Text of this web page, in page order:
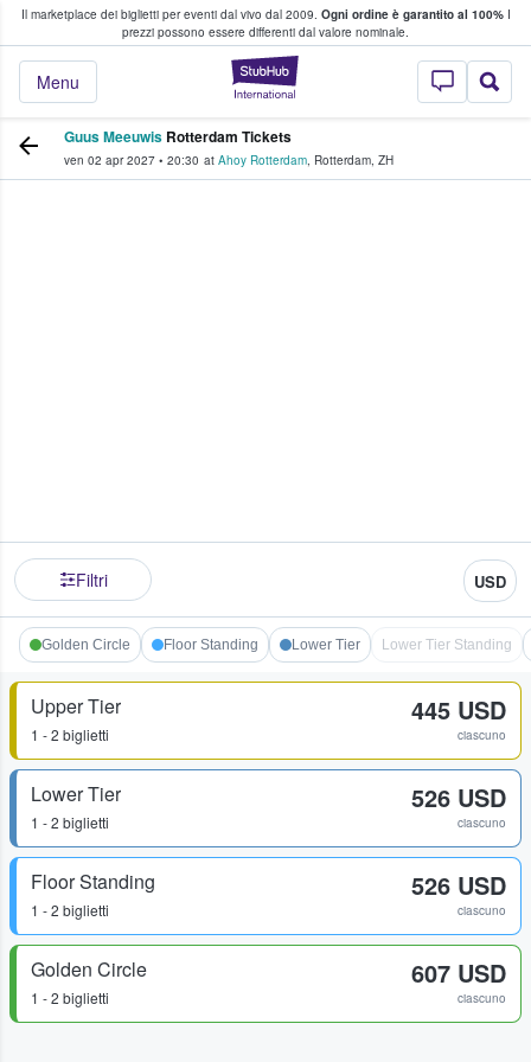
Il marketplace dei biglietti per eventi dal vivo dal 2009. Ogni ordine è garantito al 100%I
prezzi possono essere differenti dal valore nominale.
StubHub - Dove
Menu
fan comprano e vendono biglietti
Guus Meeuwis Rotterdam Tickets
ven 02 apr 2027 • 20:30 at Ahoy Rotterdam, Rotterdam, ZH
Filtri USD
Golden Circle Floor Standing Lower Tier Lower Tier Standing
Upper Tier
1 - 2 biglietti
445 USD
ciascuno
Lower Tier
1 - 2 biglietti
526 USD
ciascuno
Floor Standing
1 - 2 biglietti
526 USD
ciascuno
Golden Circle
1 - 2 biglietti
607 USD
ciascuno